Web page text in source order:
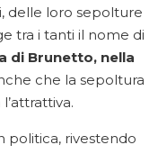
delle loro sepolture
tra i tanti il nome di
di Brunetto, nella
che la sepoltura
politica, rivestendo